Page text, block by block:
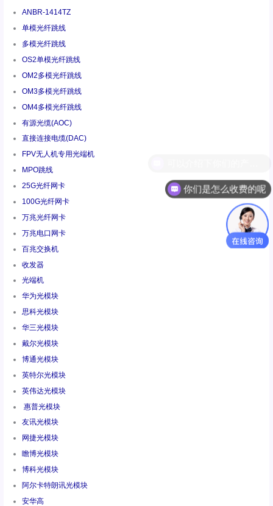
ANBR-1414TZ
单模光纤跳线
多模光纤跳线
OS2单模光纤跳线
OM2多模光纤跳线
OM3多模光纤跳线
OM4多模光纤跳线
有源光缆(AOC)
直接连接电缆(DAC)
FPV无人机专用光端机
MPO跳线
25G光纤网卡
100G光纤网卡
万兆光纤网卡
万兆电口网卡
百兆交换机
收发器
光端机
华为光模块
思科光模块
华三光模块
戴尔光模块
博通光模块
英特尔光模块
英伟达光模块
惠普光模块
友讯光模块
网捷光模块
瞻博光模块
博科光模块
阿尔卡特朗讯光模块
安华高
你们是怎么收费的呢